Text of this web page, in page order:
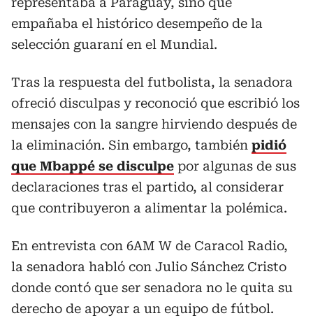
empañaba el histórico desempeño de la
selección guaraní en el Mundial.
Tras la respuesta del futbolista, la senadora
ofreció disculpas y reconoció que escribió los
mensajes con la sangre hirviendo después de
la eliminación. Sin embargo, también pidió
que Mbappé se disculpe por algunas de sus
declaraciones tras el partido, al considerar
que contribuyeron a alimentar la polémica.
En entrevista con 6AM W de Caracol Radio,
la senadora habló con Julio Sánchez Cristo
donde contó que ser senadora no le quita su
derecho de apoyar a un equipo de fútbol.